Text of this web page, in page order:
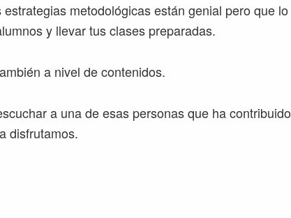
metodológicas están genial pero que lo
y llevar tus clases preparadas.
a nivel de contenidos.
a una de esas personas que ha contribuido
disfrutamos.